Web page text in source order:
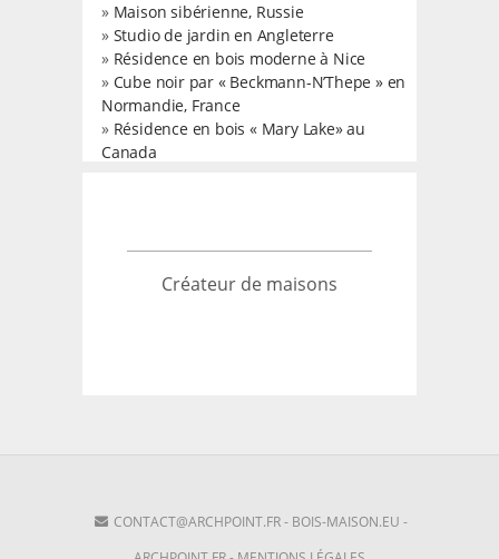
» Maison sibérienne, Russie
» Studio de jardin en Angleterre
» Résidence en bois moderne à Nice
» Cube noir par « Beckmann-N’Thepe » en
Normandie, France
» Résidence en bois « Mary Lake» au
Canada
Créateur de maisons
CONTACT@ARCHPOINT.FR- BOIS-MAISON.EU -